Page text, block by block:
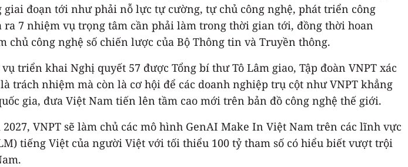
đoạn tới như phải nỗ lực tự cường, tự chủ công nghệ, phát triển công
7 nhiệm vụ trọng tâm cần phải làm trong thời gian tới, đồng thời hoan
công nghệ số chiến lược của Bộ Thông tin và Truyền thông.
triển khai Nghị quyết 57 được Tổng bí thư Tô Lâm giao, Tập đoàn VNPT xác
nhiệm mà còn là cơ hội để các doanh nghiệp trụ cột như VNPT khẳng
gia, đưa Việt Nam tiến lên tầm cao mới trên bản đồ công nghệ thế giới.
VNPT sẽ làm chủ các mô hình GenAI Make In Việt Nam trên các lĩnh vực
tiếng Việt của người Việt với tối thiểu 100 tỷ tham số có hiểu biết vượt trội